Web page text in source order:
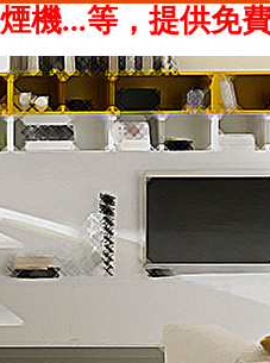
提供免費到